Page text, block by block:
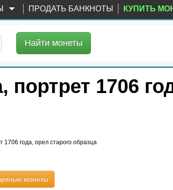
ПРОДАТЬ БАНКНОТЫ КУПИТЬ
Найти монеты
1706
1706 года, орел старого образца
монеты